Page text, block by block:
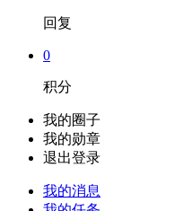
回复
0
积分
我的圈子
我的勋章
退出登录
我的消息